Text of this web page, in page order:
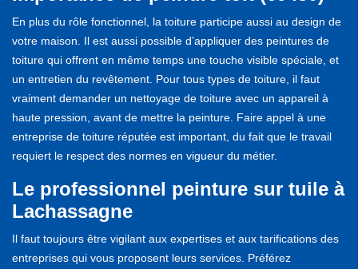
En plus du rôle fonctionnel, la toiture participe aussi au design de
votre maison. Il est aussi possible d’appliquer des peintures de
toiture qui offrent en même temps une touche visible spéciale, et
un entretien du revêtement. Pour tous types de toiture, il faut
vraiment demander un nettoyage de toiture avec un appareil à
haute pression, avant de mettre la peinture. Faire appel à une
entreprise de toiture réputée est important, du fait que le travail
requiert le respect des normes en vigueur du métier.
Le professionnel peinture sur tuile à
Lachassagne
Il faut toujours être vigilant aux expertises et aux tarifications des
entreprises qui vous proposent leurs services. Préférez